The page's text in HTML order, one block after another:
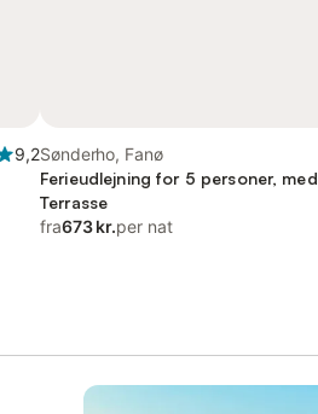
9,2Sønderho, Fanø
Ferieudlejning for 5 personer, med
Terrasse
fra673 kr.per nat